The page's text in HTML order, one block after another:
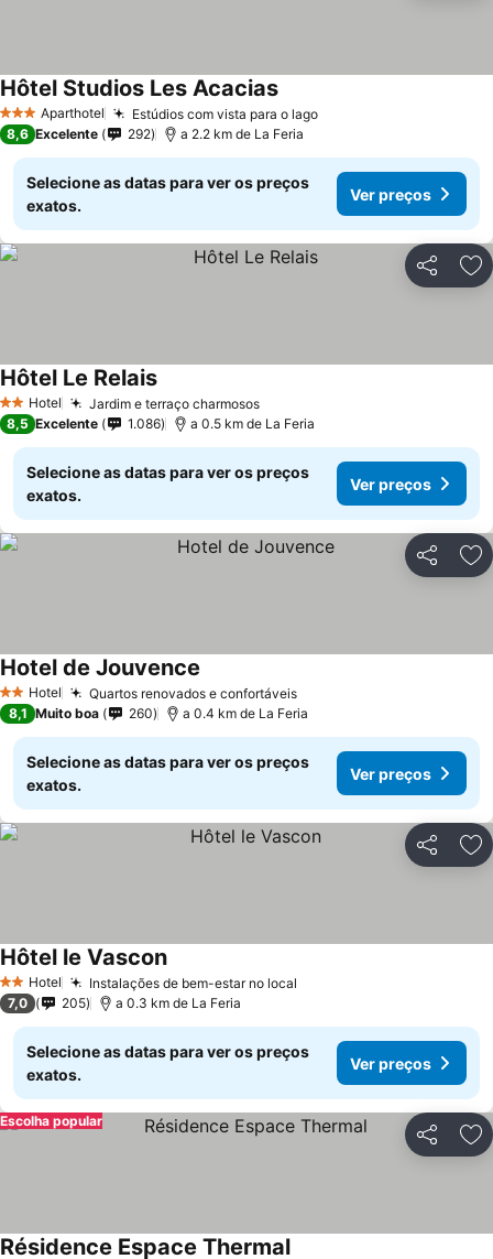
3 EstrelasAparthotel Estúdios com vista para o lago
Hôtel Studios Les Acacias
8,6 Excelente 292 a 2.2 km de La Feria
Selecione as datas para ver os preços
exatos.
Ver preços
Partilhar
2 Estrelas
Hotel Jardim e terraço charmosos
Hôtel Le Relais
8,5 Excelente 1.086 a 0.5 km de La Feria
Selecione as datas para ver os preços
exatos.
Ver preços
Partilhar
2 Estrelas
Hotel Quartos renovados e confortáveis
Hotel de Jouvence
8,1 Muito boa 260 a 0.4 km de La Feria
Selecione as datas para ver os preços
exatos.
Ver preços
Partilhar
2 Estrelas
Hotel Instalações de bem-estar no local
Hôtel le Vascon
7,0 205 a 0.3 km de La Feria
Selecione as datas para ver os preços
exatos.
Ver preços
Partilhar
Escolha popular
Résidence Espace Thermal